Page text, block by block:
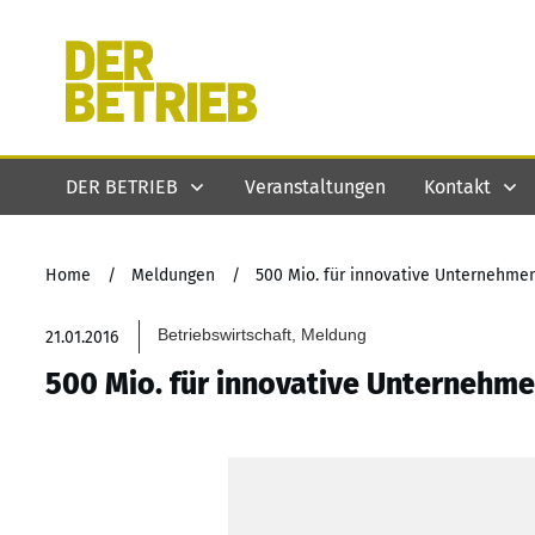
DER BETRIEB Veranstaltungen Kontakt
Home / Meldungen / 500 Mio. für innovative
21.01.2016 Betriebswirtschaft, Meldung
500 Mio. für innovative